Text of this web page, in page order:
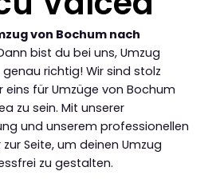
von Bochum nach
bist du bei uns, Umzug
richtig! Wir sind stolz
für Umzüge von Bochum
zu sein. Mit unserer
und unserem professionellen
Seite, um deinen Umzug
zu gestalten.